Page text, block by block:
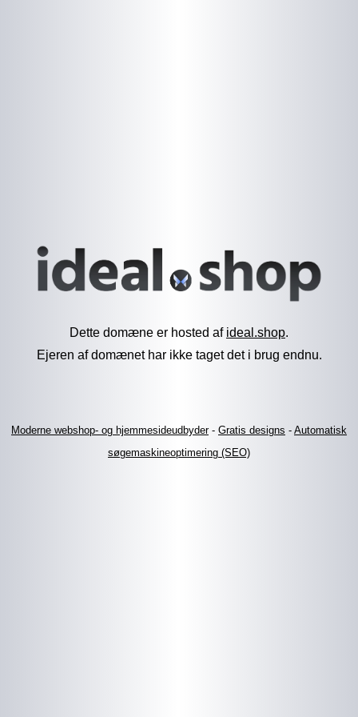
Dette domæne er hosted af ideal.shop.
Ejeren af domænet har ikke taget det i brug endnu.
Moderne webshop- og hjemmesideudbyder- Gratis designs - Automatisk
søgemaskineoptimering (SEO)